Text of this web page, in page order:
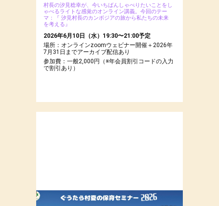
村長の汐見稔幸が、今いちばんしゃべりたいことをし
ゃべるライトな感覚のオンライン講義。今回のテー
マ：『 汐見村長のカンボジアの旅から私たちの未来
を考える』
2026年6月10日（水）19:30〜21:00予定
場所：オンラインzoomウェビナー開催＋2026年
7月31日までアーカイブ配信あり
参加費：一般2,000円（※年会員割引コードの入力
で割引あり）